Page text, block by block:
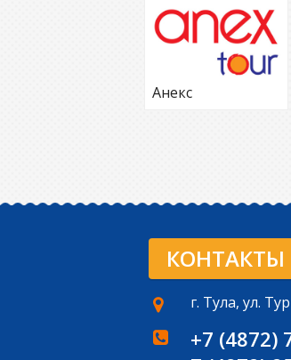
Анекс
КОНТАКТЫ
г. Тула, ул.
+7 (4872)